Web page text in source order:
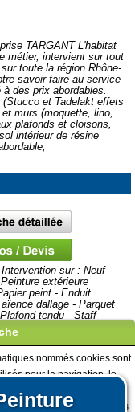
TARGANT L'habitat
métier, intervient sur tout
toute la région Rhône-
savoir faire au service
des prix abordables.
et Tadelakt effets
murs (moquette, lino,
plafonds et cloisons,
intérieur de résine
sur : Neuf -
extérieure
peint - Enduit
dallage - Parquet
tendu - Staff
de 50km autour de
nommés cookies sont
pour la navigation, le
pour l'éditeur.
travers des cookies à des